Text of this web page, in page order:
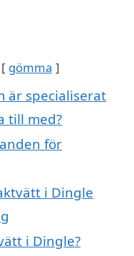
gömma
är specialiserat
till med?
för
i Dingle
i Dingle?